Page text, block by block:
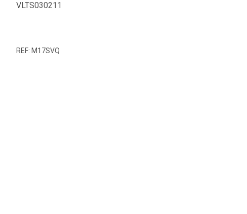
VLTS030211
REF: M17SVQ